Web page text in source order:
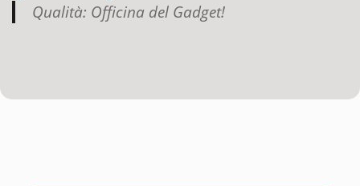
Qualità: Officina del Gadget!